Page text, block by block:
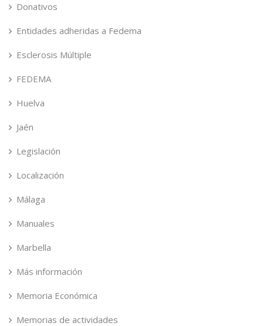
Donativos
Entidades adheridas a Fedema
Esclerosis Múltiple
FEDEMA
Huelva
Jaén
Legislación
Localización
Málaga
Manuales
Marbella
Más información
Memoria Económica
Memorias de actividades